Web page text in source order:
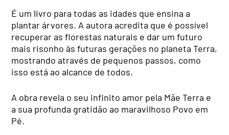
É um livro para todas as idades que ensina a
plantar árvores. A autora acredita que é possível
recuperar as florestas naturais e dar um futuro
mais risonho às futuras gerações no planeta Terra,
mostrando através de pequenos passos, como
isso está ao alcance de todos.
A obra revela o seu infinito amor pela Mãe Terra e
a sua profunda gratidão ao maravilhoso Povo em
Pé.